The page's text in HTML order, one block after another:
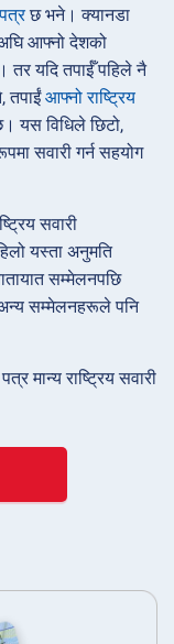
छ भने। क्यानडा
आफ्नो देशको
तर यदि तपाईँ पहिले नै
तपाईंआफ्नो राष्ट्रिय
यस विधिले छिटो,
सवारी गर्न सहयोग
सवारी
यस्ता अनुमति
सम्मेलनपछि
सम्मेलनहरूले पनि
मान्य राष्ट्रिय सवारी